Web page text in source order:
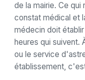
de la mairie. Ce
constat médical et
médecin doit
heures qui suivent.
ou le service
établissement,